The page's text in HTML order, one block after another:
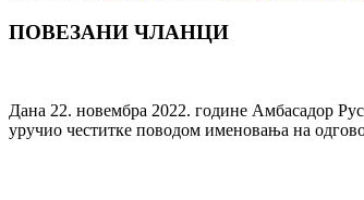
ПОВЕЗАНИ ЧЛАНЦИ
Дана 22. новембра 2022. године Амбасадор
уручио честитке поводом именовања на
navigation